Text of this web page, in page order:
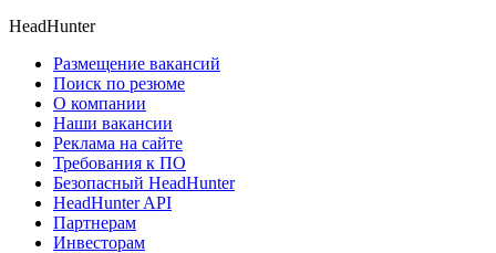
HeadHunter
Размещение вакансий
Поиск по резюме
О компании
Наши вакансии
Реклама на сайте
Требования к ПО
Безопасный HeadHunter
HeadHunter API
Партнерам
Инвесторам